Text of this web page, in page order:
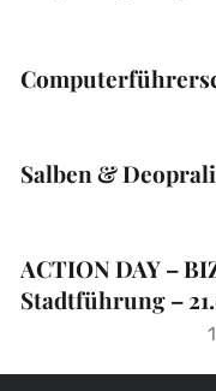
Salben &
ACTION DAY –
Stadtführung –
1